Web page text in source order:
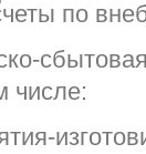
по
числе: